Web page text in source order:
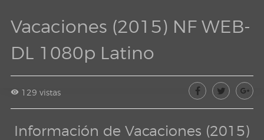
Vacaciones (2015) NF WEB-
DL 1080p Latino
129 vistas
Información de Vacaciones (2015)